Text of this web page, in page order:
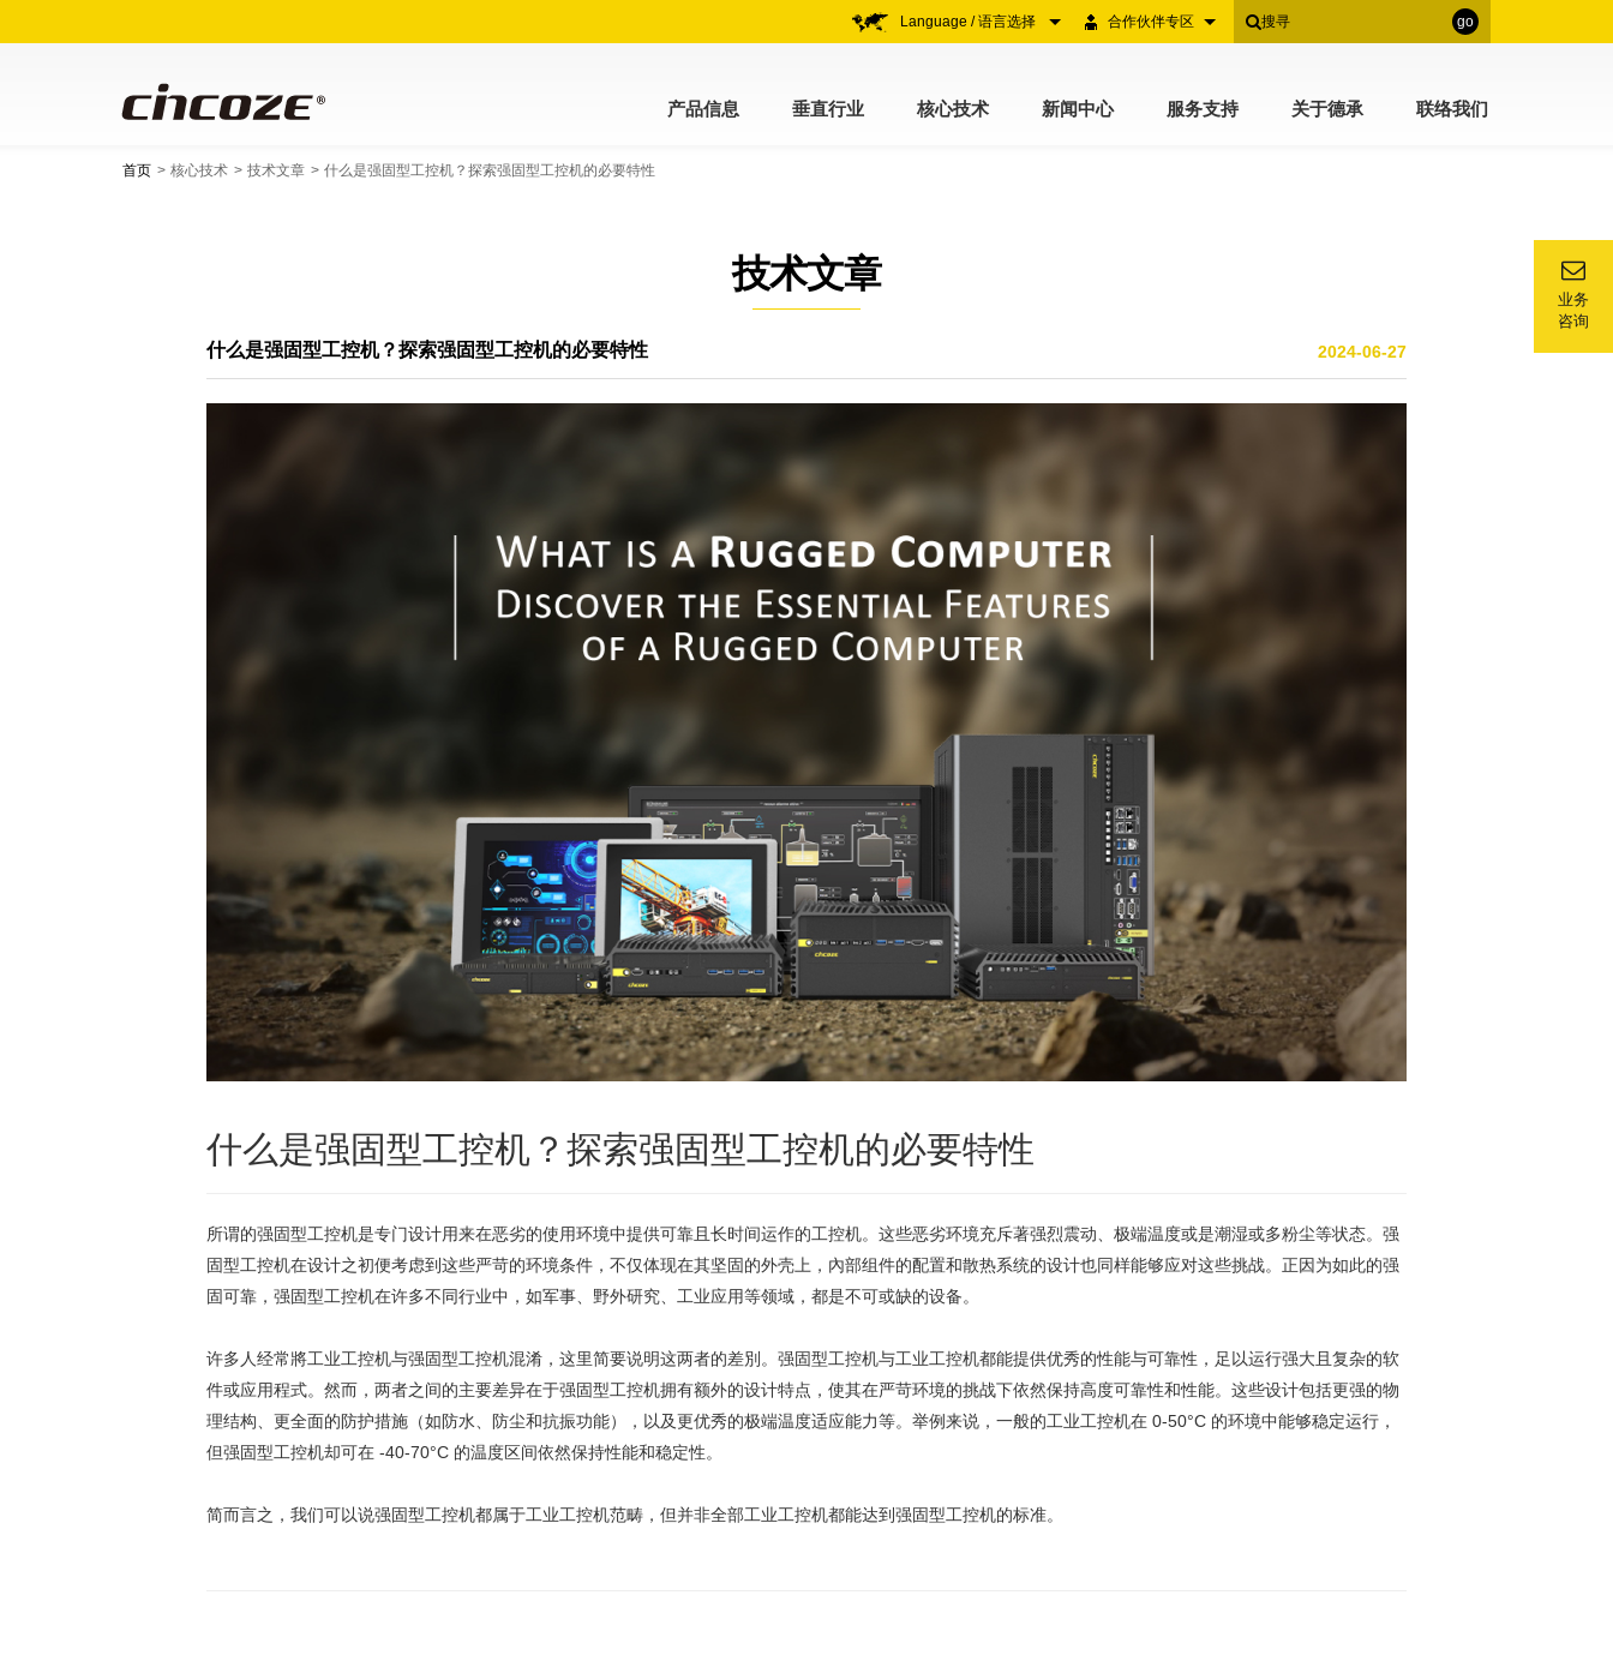
go
合作伙伴专区
Language / 语言选择
产品信息 垂直行业 核心技术 新闻中心 服务支持 关于德承 联络我们
业务
咨询
首页 核心技术 技术文章 什么是强固型工控机？探索强固型工控机的必要特性
技术文章
2024-06-27
什么是强固型工控机？探索强固型工控机的必要特性
什么是强固型工控机？探索强固型工控机的必要特性
所谓的强固型工控机是专门设计用来在恶劣的使用环境中提供可靠且长时间运作的工控机。这些恶劣环境充斥著强烈震动、极端温度或是潮湿或多粉尘等状态。强
固型工控机在设计之初便考虑到这些严苛的环境条件，不仅体现在其坚固的外壳上，內部组件的配置和散热系统的设计也同样能够应对这些挑战。正因为如此的强
固可靠，强固型工控机在许多不同行业中，如军事、野外研究、工业应用等领域，都是不可或缺的设备。
许多人经常將工业工控机与强固型工控机混淆，这里简要说明这两者的差別。强固型工控机与工业工控机都能提供优秀的性能与可靠性，足以运行强大且复杂的软
件或应用程式。然而，两者之间的主要差异在于强固型工控机拥有额外的设计特点，使其在严苛环境的挑战下依然保持高度可靠性和性能。这些设计包括更强的物
理结构、更全面的防护措施（如防水、防尘和抗振功能），以及更优秀的极端温度适应能力等。举例来说，一般的工业工控机在 0-50°C 的环境中能够稳定运行，
但强固型工控机却可在 -40-70°C 的温度区间依然保持性能和稳定性。
简而言之，我们可以说强固型工控机都属于工业工控机范畴，但并非全部工业工控机都能达到强固型工控机的标准。